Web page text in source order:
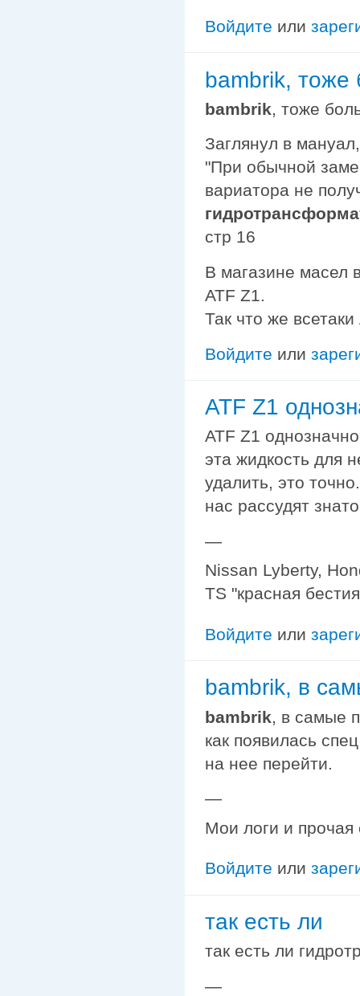
Войдите или
bambrik, тоже
bambrik, тоже
Заглянул в
"При обычной
вариатора не
стр 16
В магазине масел
ATF Z1.
Так что же
Войдите или
ATF Z1
ATF Z1
эта жидкость для
удалить, это
нас рассудят
—
Nissan Lyberty,
TS "красная
Войдите или
bambrik, в
bambrik, в самые
как появилась
на нее перейти.
—
Мои логи и
Войдите или
так есть ли
так есть ли
—